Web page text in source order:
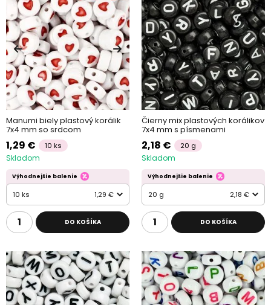
Manumi biely plastový korálik
7x4 mm so srdcom
1,29 € 10 ks
Skladom
Výhodnejšie balenie
10 ks 1,29 €
DO KOŠÍKA
Čierny mix plastových korálikov
7x4 mm s písmenami
2,18 € 20 g
Skladom
Výhodnejšie balenie
20 g 2,18 €
DO KOŠÍKA